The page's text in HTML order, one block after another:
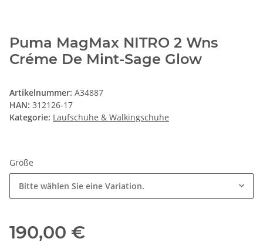
Puma MagMax NITRO 2 Wns
Créme De Mint-Sage Glow
Artikelnummer: A34887
HAN: 312126-17
Kategorie: Laufschuhe & Walkingschuhe
Größe
Bitte wählen Sie eine Variation.
190,00 €